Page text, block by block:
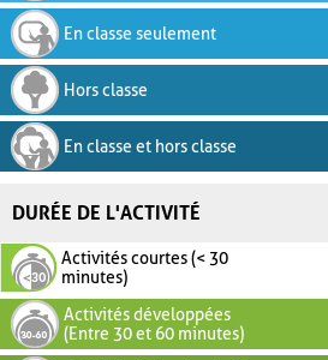
En classe seulement
Hors classe
En classe et hors classe
DURÉE DE L'ACTIVITÉ
Activités courtes (< 30
minutes)
Activités développées
(Entre 30 et 60 minutes)